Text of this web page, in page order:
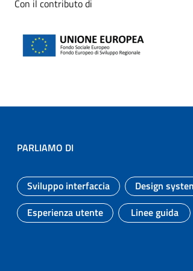
Con il contributo di
PARLIAMO DI
Argomento:
Sviluppo interfaccia Design
Argomento:
Esperienza utente Linee guida